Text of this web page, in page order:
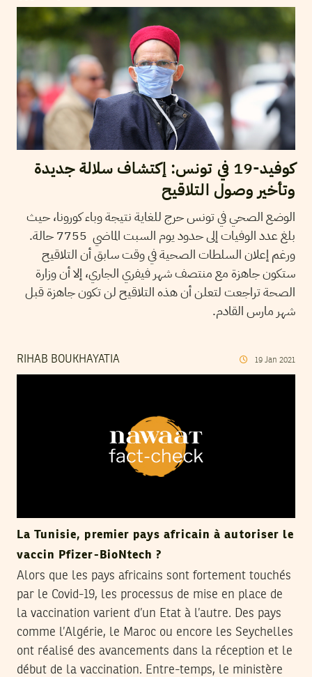
كوفيد-19 في تونس: إكتشاف سلالة جديدة
وتأخير وصول التلاقيح
الوضع الصحي في تونس حرج للغاية نتيجة وباء كورونا، حيث
بلغ عدد الوفيات إلى حدود يوم السبت الماضي 7755 حالة.
ورغم إعلان السلطات الصحية في وقت سابق أن التلاقيح
ستكون جاهزة مع منتصف شهر فيفري الجاري، إلا أن وزارة
الصحة تراجعت لتعلن أن هذه التلاقيح لن تكون جاهزة قبل
شهر مارس القادم.
RIHAB BOUKHAYATIA 19 Jan 2021
La Tunisie, premier pays africain à autoriser le
vaccin Pfizer-BioNtech ?
Alors que les pays africains sont fortement touchés
par le Covid-19, les processus de mise en place de
la vaccination varient d’un Etat à l’autre. Des pays
comme l’Algérie, le Maroc ou encore les Seychelles
ont réalisé des avancements dans la réception et le
début de la vaccination. Entre-temps, le ministère